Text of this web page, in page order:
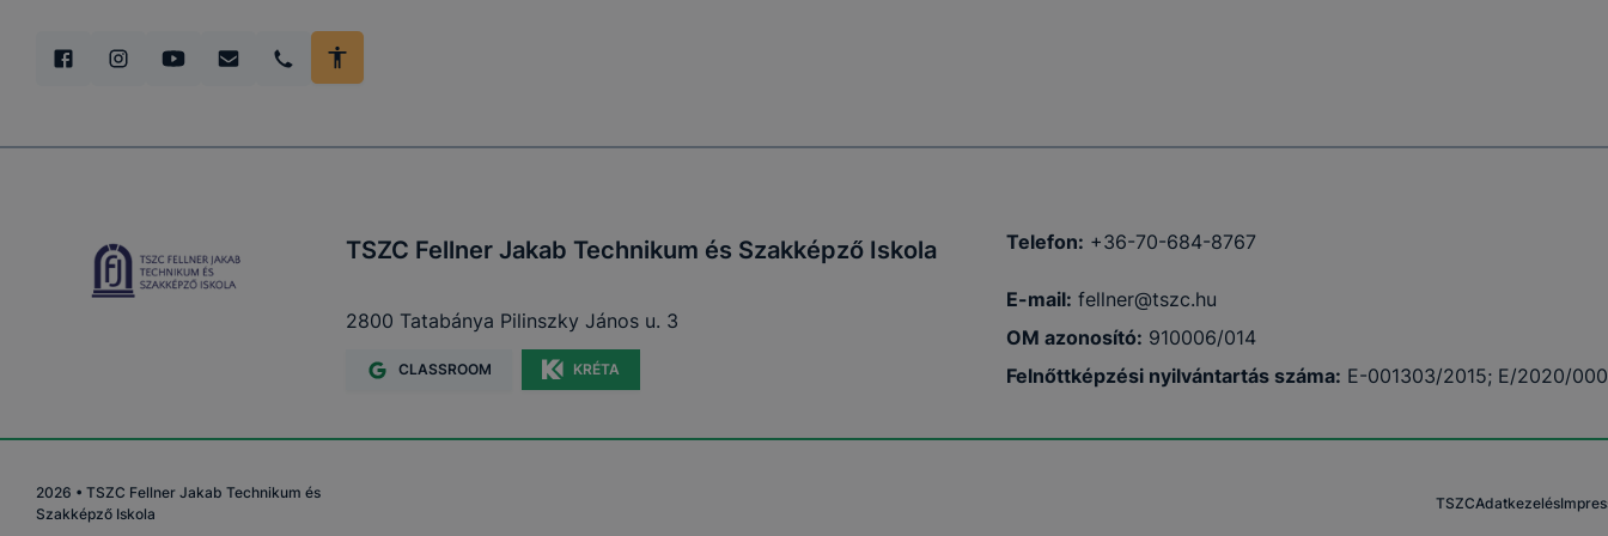
TSZC Fellner Jakab Technikum és Szakképző Iskola
2800 Tatabánya Pilinszky János u. 3
CLASSROOM KRÉTA
Telefon: +36-70-684-8767
E-mail: fellner@tszc.hu
OM azonosító: 910006/014
Felnőttképzési nyilvántartás száma: E-001303/2015; E/2020/
2026 • TSZC Fellner Jakab Technikum és
Szakképző Iskola
TSZCAdatkezelés